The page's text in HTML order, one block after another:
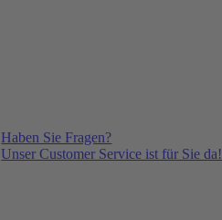
Haben Sie Fragen?
Unser Customer Service ist für Sie da!